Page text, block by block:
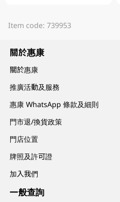
Item code: 739953
關於惠康
關於惠康
推廣活動及服務
惠康 WhatsApp 條款及細則
門市退/換貨政策
門店位置
牌照及許可證
加入我們
一般查詢